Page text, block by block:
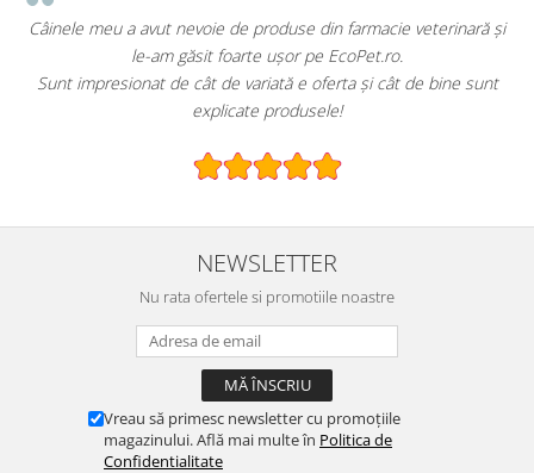
Câinele meu a avut nevoie de produse din farmacie veterinară și
le-am găsit foarte ușor pe EcoPet.ro.
Sunt impresionat de cât de variată e oferta și cât de bine sunt
explicate produsele!
NEWSLETTER
Nu rata ofertele si promotiile noastre
Vreau să primesc newsletter cu promoțiile
magazinului. Află mai multe în Politica de
Confidentialitate